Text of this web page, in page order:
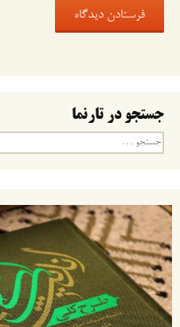
جستجو در تارنما
جستجو